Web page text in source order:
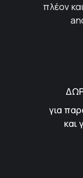
πλέον
για
και